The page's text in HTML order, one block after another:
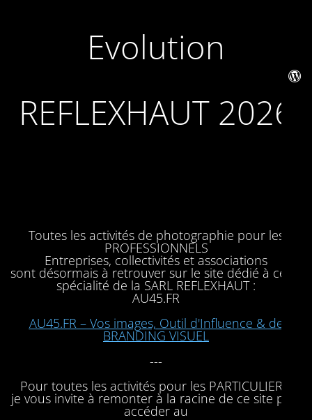
Evolution
REFLEXHAUT 2026
Toutes les activités de photographie pour les
PROFESSIONNELS
Entreprises, collectivités et associations
sont désormais à retrouver sur le site dédié à cette
spécialité de la SARL REFLEXHAUT :
AU45.FR
AU45.FR – Vos images, Outil d'Influence & de
BRANDING VISUEL
---
Pour toutes les activités pour les PARTICULIERS,
je vous invite à remonter à la racine de ce site pour
accéder au